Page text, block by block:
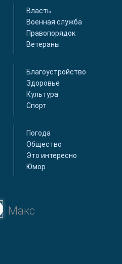
Власть
Военная служба
Правопорядок
Ветераны
Благоустройство
Здоровье
Культура
Спорт
Погода
Общество
Это интересно
Юмор
Макс